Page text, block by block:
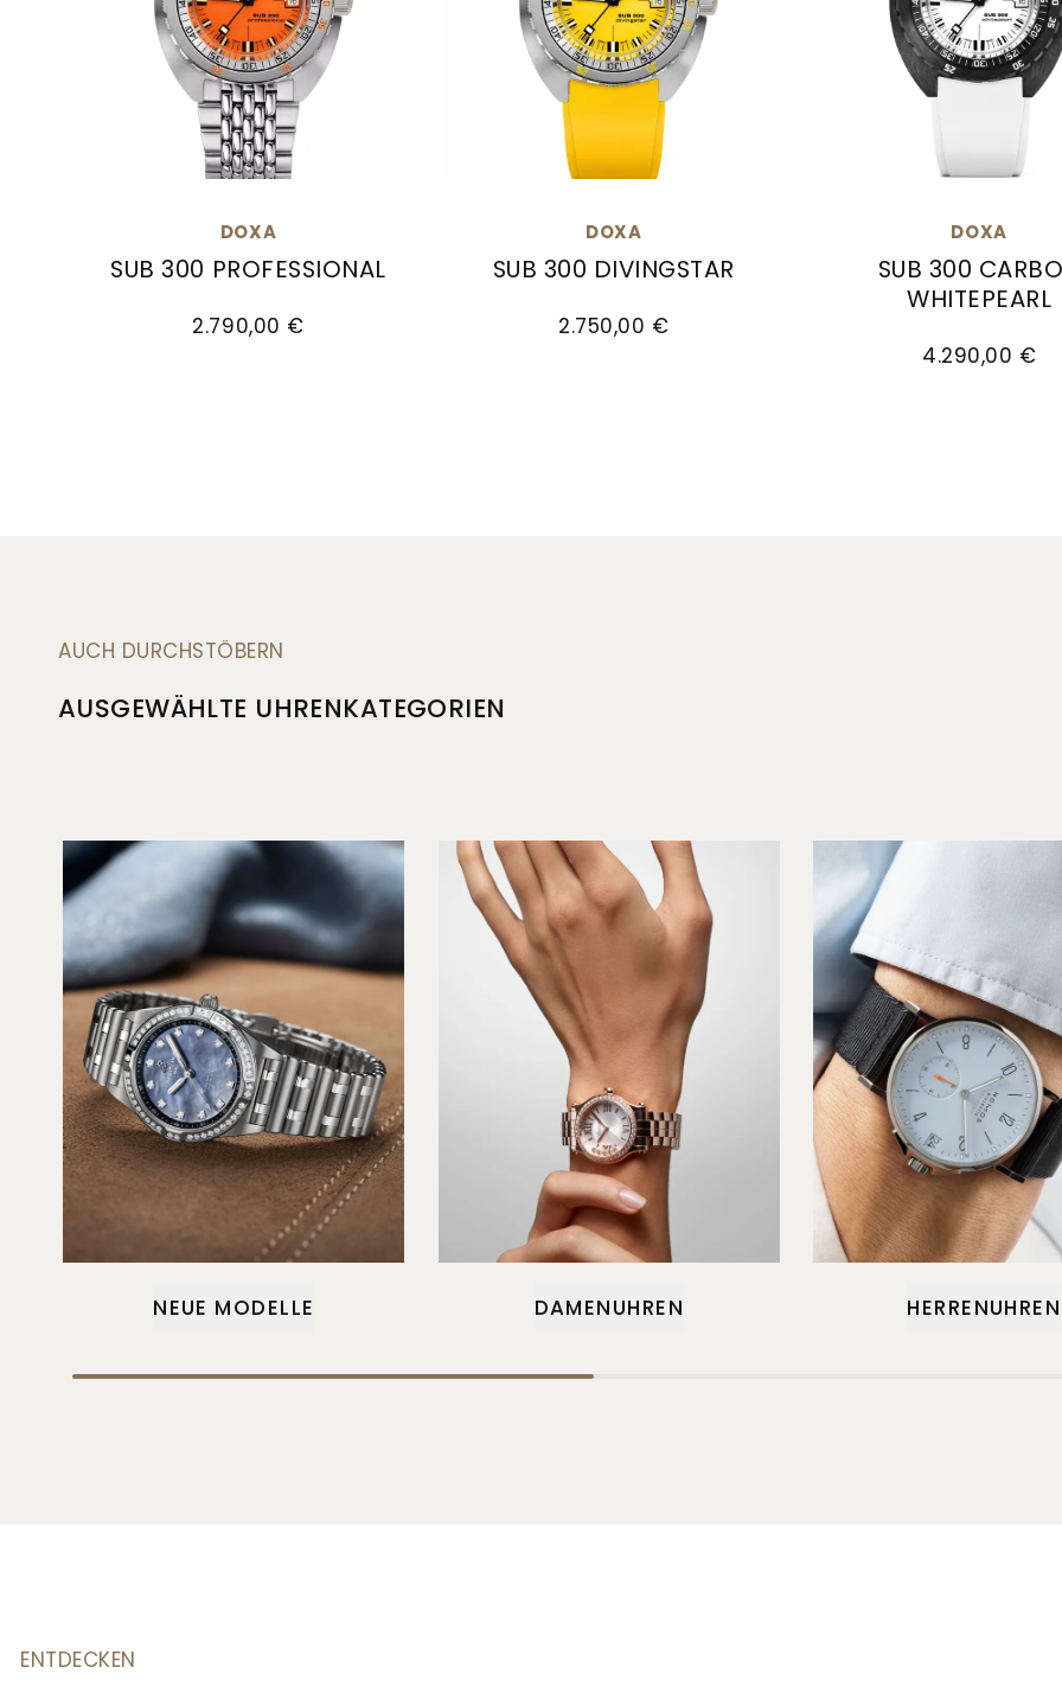
DOXA
SUB 300 PROFESSIONAL
2.790,00 €
DOXA
SUB 300 DIVINGSTAR
Doxa SUB 300 DIVINGSTAR, Ref: 821.10.361.31, Preis:
2.750,00 €
DOXA
SUB 300
WHITEPEARL
4.290,00 €
AUCH DURCHSTÖBERN
AUSGEWÄHLTE UHRENKATEGORIEN
NEUE MODELLE DAMENUHREN HERRENUHREN
ENTDECKEN